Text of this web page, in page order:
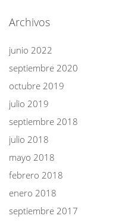
Archivos
junio 2022
septiembre 2020
octubre 2019
julio 2019
septiembre 2018
julio 2018
mayo 2018
febrero 2018
enero 2018
septiembre 2017